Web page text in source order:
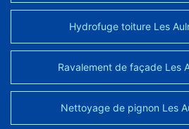
Hydrofuge toiture Les
Ravalement de façade Les
Nettoyage de pignon Les